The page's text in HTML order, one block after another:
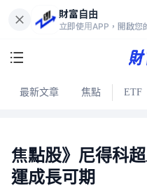
財富自由
立即使用APP，開啟您
最新文章 焦點 ETF
焦點股》尼得科
運成長可期